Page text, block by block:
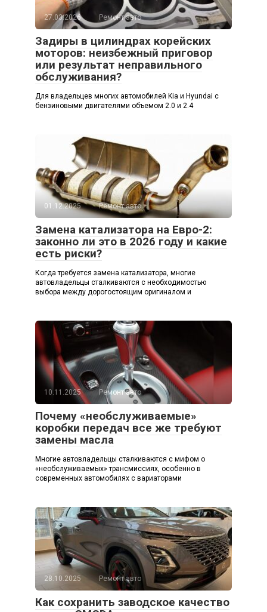
27.03.2026 Ремонт авто
Задиры в цилиндрах корейских
моторов: неизбежный приговор
или результат неправильного
обслуживания?
Для владельцев многих автомобилей Kia и Hyundai с
бензиновыми двигателями объемом 2.0 и 2.4
01.12.2025 Ремонт авто
Замена катализатора на Евро-2:
законно ли это в 2026 году и какие
есть риски?
Когда требуется замена катализатора, многие
автовладельцы сталкиваются с необходимостью
выбора между дорогостоящим оригиналом и
10.11.2025 Ремонт авто
Почему «необслуживаемые»
коробки передач все же требуют
замены масла
Многие автовладельцы сталкиваются с мифом о
«необслуживаемых» трансмиссиях, особенно в
современных автомобилях с вариаторами
28.10.2025 Ремонт авто
Как сохранить заводское качество